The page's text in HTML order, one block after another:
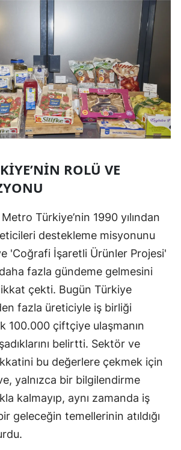
ROLÜ VE
Türkiye’nin 1990 yılından
destekleme misyonunu
'Coğrafi İşaretli Ürünler Projesi'
fazla gündeme gelmesini
çekti. Bugün Türkiye
fazla üreticiyle iş birliği
100.000 çiftçiye ulaşmanın
belirtti. Sektör ve
bu değerlere çekmek için
yalnızca bir bilgilendirme
kalmayıp, aynı zamanda iş
geleceğin temellerinin atıldığı